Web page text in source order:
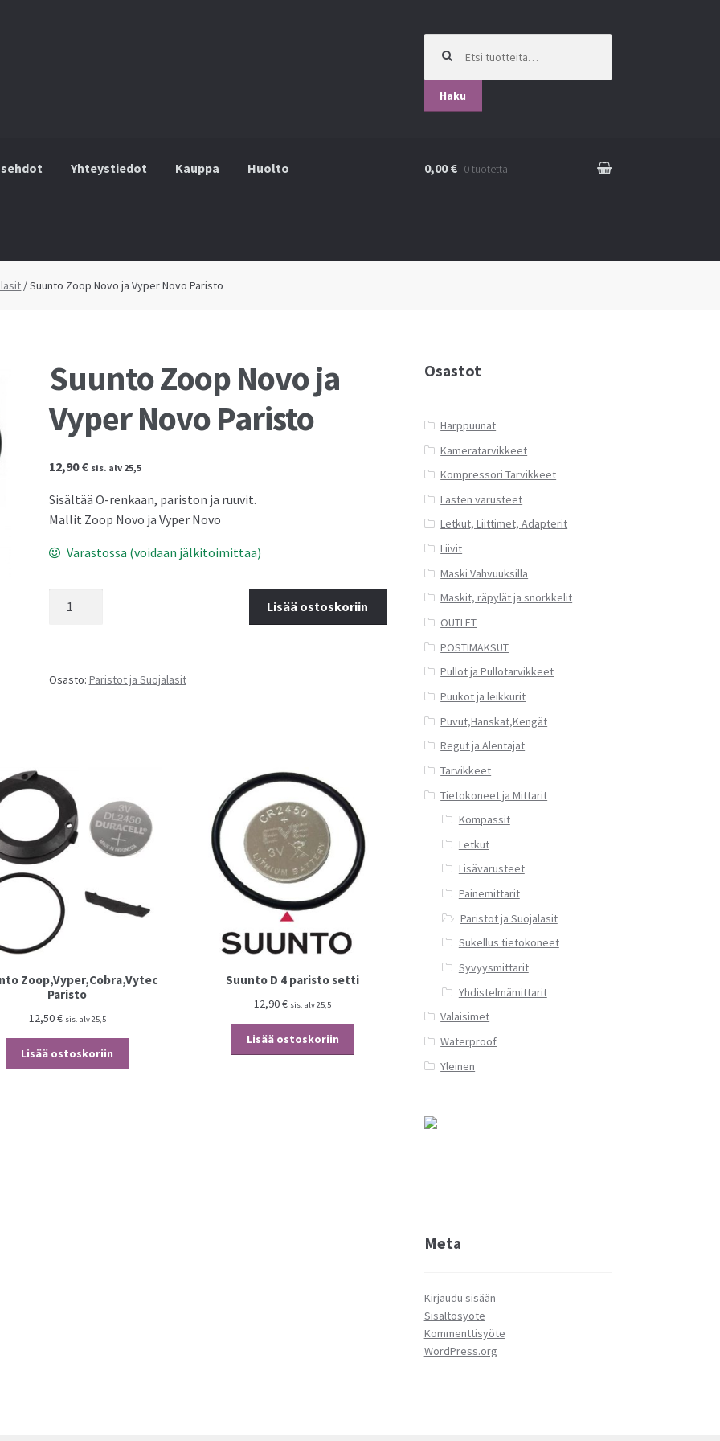
Haku
Yhteystiedot Kauppa Huolto
Kauppa HuoltoOstoskori
0,00 € 0 tuotetta
/ Suunto Zoop Novo ja Vyper Novo Paristo
Suunto Zoop Novo ja
Vyper Novo Paristo
12,90€ sis. alv 25,5
Sisältää O-renkaan, pariston ja ruuvit.
Mallit Zoop Novo ja Vyper Novo
Varastossa (voidaan jälkitoimittaa)
Vyper
Lisää ostoskoriin
Osasto: Paristot ja Suojalasit
Zoop,Vyper,Cobra,Vytec
Paristo
12,50€ sis. alv 25,5
Lisää ostoskoriin
Suunto D 4 paristo setti
12,90€ sis. alv 25,5
Lisää ostoskoriin
Osastot
Harppuunat
Kameratarvikkeet
Kompressori Tarvikkeet
Lasten varusteet
Letkut, Liittimet, Adapterit
Liivit
Maski Vahvuuksilla
Maskit, räpylät ja snorkkelit
OUTLET
POSTIMAKSUT
Pullot ja Pullotarvikkeet
Puukot ja leikkurit
Puvut,Hanskat,Kengät
Regut ja Alentajat
Tarvikkeet
Tietokoneet ja Mittarit
Kompassit
Letkut
Lisävarusteet
Painemittarit
Paristot ja Suojalasit
Sukellus tietokoneet
Syvyysmittarit
Yhdistelmämittarit
Valaisimet
Waterproof
Yleinen
Meta
Kirjaudu sisään
Sisältösyöte
Kommenttisyöte
WordPress.org